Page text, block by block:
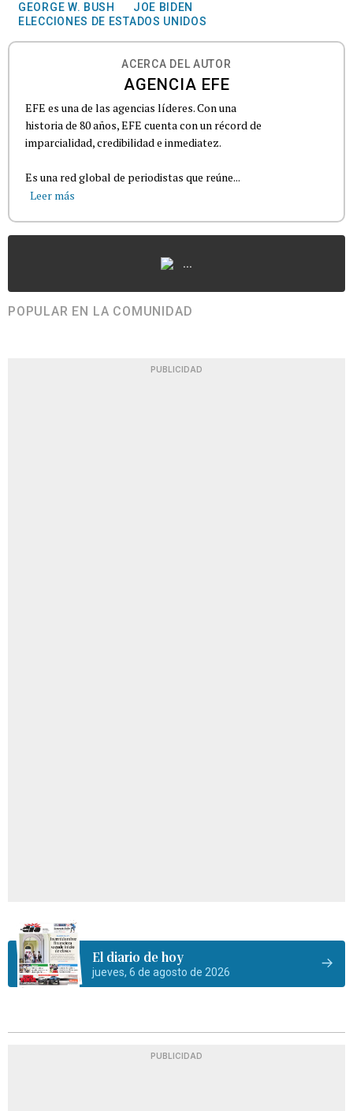
GEORGE W. BUSH
JOE BIDEN
ELECCIONES DE ESTADOS UNIDOS
ACERCA DEL AUTOR
AGENCIA EFE
EFE es una de las agencias líderes. Con una
historia de 80 años, EFE cuenta con un récord de
imparcialidad, credibilidad e inmediatez.
Es una red global de periodistas que reúne...
Leer más
...
POPULAR EN LA COMUNIDAD
PUBLICIDAD
El diario de hoy
jueves, 6 de agosto de 2026
PUBLICIDAD